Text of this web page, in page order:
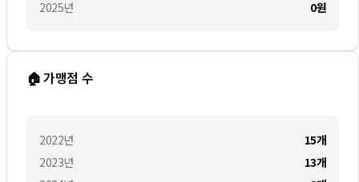
2025년 0원
🏠 가맹점 수
2022년
2023년
15개
13개